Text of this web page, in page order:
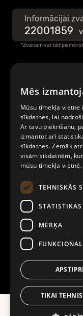
Informācijai
22001859
*Zvanam var tikt
Mēs
Mūsu tīmekļa vietne
sīkdatnes, lai
Ar tavu piekrišanu,
izmantot arī
sīkdatnes. Zemāk
visām sīkdatnēm,
mūsu tīmekļa vietnē.
TEHNISKĀS
STATISTIKAS
MĒRĶA
TIKAI